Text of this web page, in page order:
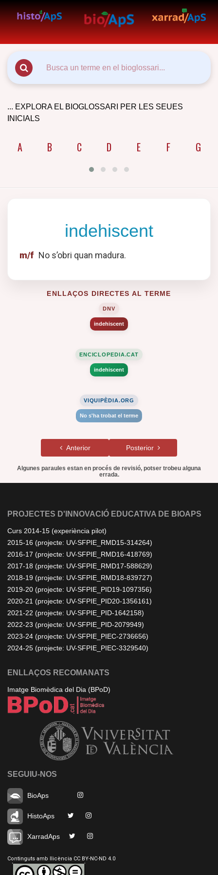
... EXPLORA EL BIOGLOSSARI PER LES SEUES
INICIALS
A B C D E F G
indehiscent
m/f No s’obri quan madura.
ENLLAÇOS DIRECTES AL TERME
DNV
indehiscent
ENCICLOPEDIA.CAT
indehiscent
VIQUIPÈDIA.ORG
No s'ha trobat el terme
Anterior Posterior
Algunes paraules estan en procés de revisió, potser trobeu alguna
errada.
PROJECTES D'INNOVACIÓ EDUCATIVA DE BIOAPS
Curs 2014-15 (experiència pilot)
2015-16 (projecte: UV-SFPIE_RMD15-314264)
2016-17 (projecte: UV-SFPIE_RMD16-418769)
2017-18 (projecte: UV-SFPIE_RMD17-588629)
2018-19 (projecte: UV-SFPIE_RMD18-839727)
2019-20 (projecte: UV-SFPIE_PID19-1097356)
2020-21 (projecte: UV-SFPIE_PID20-1356161)
2021-22 (projecte: UV-SFPIE_PID-1642158)
2022-23 (projecte: UV-SFPIE_PID-2079949)
2023-24 (projecte: UV-SFPIE_PIEC-2736656)
2024-25 (projecte: UV-SFPIE_PIEC-3329540)
ENLLAÇOS RECOMANATS
Imatge Biomèdica del Dia (BPoD)
SEGUIU-NOS
BioAps
HistoAps
XarradAps
Continguts amb llicència CC BY-NC-ND 4.0